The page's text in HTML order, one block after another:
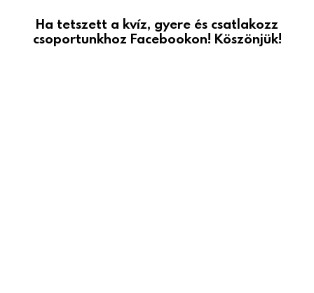
Ha tetszett a kvíz, gyere és csatlakozz
csoportunkhoz Facebookon! Köszönjük!